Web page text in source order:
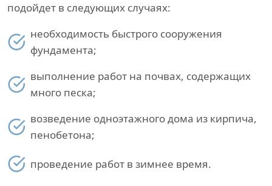
подойдет в следующих случаях:
необходимость быстрого сооружения
фундамента;
выполнение работ на почвах, содержащих
много песка;
возведение одноэтажного дома из кирпича,
пенобетона;
проведение работ в зимнее время.